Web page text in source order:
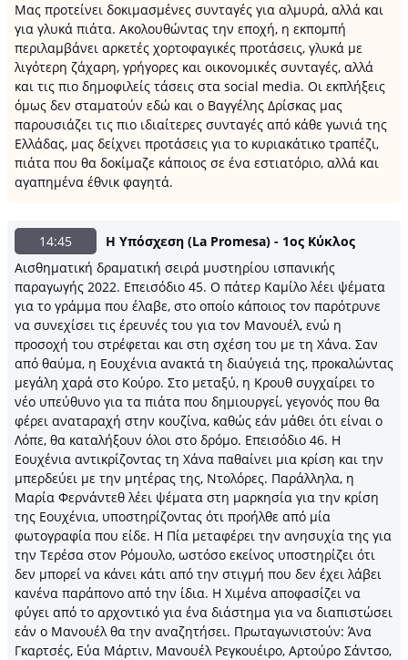
Μας προτείνει δοκιμασμένες συνταγές για αλμυρά, αλλά και
για γλυκά πιάτα. Ακολουθώντας την εποχή, η εκπομπή
περιλαμβάνει αρκετές χορτοφαγικές προτάσεις, γλυκά με
λιγότερη ζάχαρη, γρήγορες και οικονομικές συνταγές, αλλά
και τις πιο δημοφιλείς τάσεις στα social media. Οι εκπλήξεις
όμως δεν σταματούν εδώ και ο Βαγγέλης Δρίσκας μας
παρουσιάζει τις πιο ιδιαίτερες συνταγές από κάθε γωνιά της
Ελλάδας, μας δείχνει προτάσεις για το κυριακάτικο τραπέζι,
πιάτα που θα δοκίμαζε κάποιος σε ένα εστιατόριο, αλλά και
αγαπημένα έθνικ φαγητά.
14:45
Η Υπόσχεση (La Promesa) - 1ος Κύκλος
Αισθηματική δραματική σειρά μυστηρίου ισπανικής
παραγωγής 2022. Επεισόδιο 45. Ο πάτερ Καμίλο λέει ψέματα
για το γράμμα που έλαβε, στο οποίο κάποιος τον παρότρυνε
να συνεχίσει τις έρευνές του για τον Μανουέλ, ενώ η
προσοχή του στρέφεται και στη σχέση του με τη Χάνα. Σαν
από θαύμα, η Εουχένια ανακτά τη διαύγειά της, προκαλώντας
μεγάλη χαρά στο Κούρο. Στο μεταξύ, η Κρουθ συγχαίρει το
νέο υπεύθυνο για τα πιάτα που δημιουργεί, γεγονός που θα
φέρει αναταραχή στην κουζίνα, καθώς εάν μάθει ότι είναι ο
Λόπε, θα καταλήξουν όλοι στο δρόμο. Επεισόδιο 46. Η
Εουχένια αντικρίζοντας τη Χάνα παθαίνει μια κρίση και την
μπερδεύει με την μητέρας της, Ντολόρες. Παράλληλα, η
Μαρία Φερνάντεθ λέει ψέματα στη μαρκησία για την κρίση
της Εουχένια, υποστηρίζοντας ότι προήλθε από μία
φωτογραφία που είδε. Η Πία μεταφέρει την ανησυχία της για
την Τερέσα στον Ρόμουλο, ωστόσο εκείνος υποστηρίζει ότι
δεν μπορεί να κάνει κάτι από την στιγμή που δεν έχει λάβει
κανένα παράπονο από την ίδια. Η Χιμένα αποφασίζει να
φύγει από το αρχοντικό για ένα διάστημα για να διαπιστώσει
εάν ο Μανουέλ θα την αναζητήσει. Πρωταγωνιστούν: Άνα
Γκαρτσές, Εύα Μάρτιν, Μανουέλ Ρεγκουέιρο, Αρτούρο Σάντσο,